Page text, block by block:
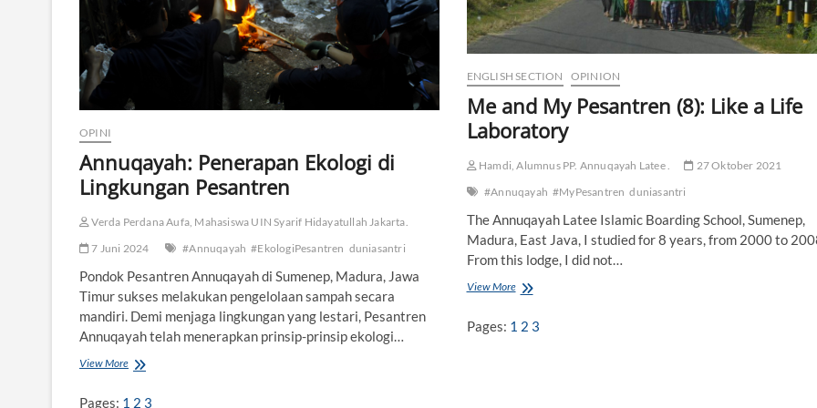
o
i
s
o
p
y
n
E
o
l
o
g
i
P
s
a
t
e
d
OPINI
Annuqayah: Penerapan Ekologi di
Lingkungan Pesantren
Verda Perdana Aufa, Mahasiswa UIN Syarif Hidayatullah Jakarta.
7 Juni 2024
#Annuqayah #EkologiPesantren duniasantri
Pondok Pesantren Annuqayah di Sumenep, Madura, Jawa
Timur sukses melakukan pengelolaan sampah secara
mandiri. Demi menjaga lingkungan yang lestari, Pesantren
Annuqayah telah menerapkan prinsip-prinsip ekologi…
View More
Pages: 1 2 3
ENGLISH SECTION OPINION
Me and My Pesantren (8): Like a Life
Laboratory
Hamdi, Alumnus PP. Annuqayah Latee .
27 Oktober 2021
#Annuqayah #MyPesantren duniasantri
The Annuqayah Latee Islamic Boarding School, Sumenep,
Madura, East Java, I studied for 8 years, from 2000 to
From this lodge, I did not…
View MoreM
n
Pages: 1 2 3